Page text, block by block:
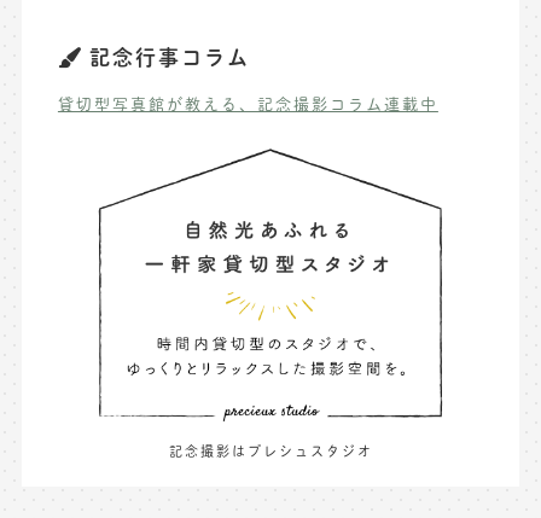
記念行事コラム
貸切型写真館が教える、記念撮影コラム連載中
記念撮影はプレシュスタジオ